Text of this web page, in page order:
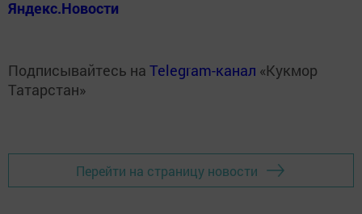
Яндекс.Новости
Подписывайтесь на Telegram-канал «Кукмор
Татарстан»
Перейти на страницу новости